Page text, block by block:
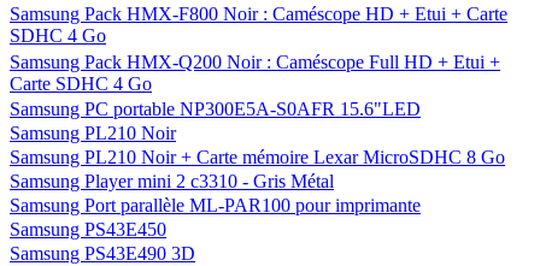
Samsung Pack HMX-F800 Noir : Caméscope HD + Etui + Carte
SDHC 4 Go
Samsung Pack HMX-Q200 Noir : Caméscope Full HD + Etui +
Carte SDHC 4 Go
Samsung PC portable NP300E5A-S0AFR 15.6"LED
Samsung PL210 Noir
Samsung PL210 Noir + Carte mémoire Lexar MicroSDHC 8 Go
Samsung Player mini 2 c3310 - Gris Métal
Samsung Port parallèle ML-PAR100 pour imprimante
Samsung PS43E450
Samsung PS43E490 3D